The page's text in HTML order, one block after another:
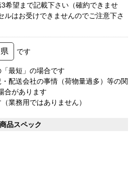
希望まで記載下さい（確約できませ
ルはお受けできませんのでご注意下さ
です
最短」の場合です
配送会社の事情（荷物量過多）等の関
合があります
業務用ではありません）
商品スペック